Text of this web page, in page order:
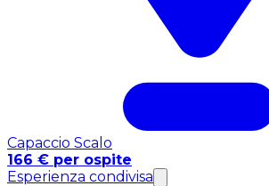
Capaccio Scalo
166 € per ospite
Esperienza condivisa